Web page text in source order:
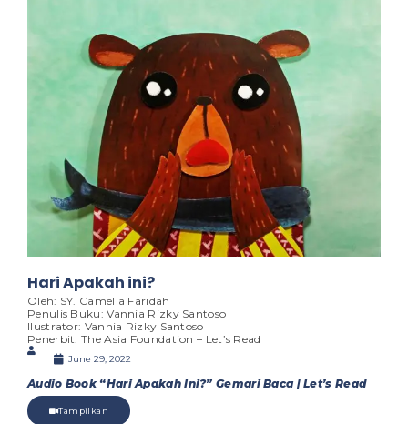
Hari Apakah ini?
Oleh: SY. Camelia Faridah
Penulis Buku: Vannia Rizky Santoso
Ilustrator: Vannia Rizky Santoso
Penerbit: The Asia Foundation – Let’s Read
June 29, 2022
Audio Book “Hari Apakah Ini?” Gemari Baca | Let’s Read
Tampilkan